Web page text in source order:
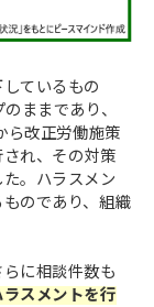
ているもの
ままであり、
ら改正労働施策
れ、その対策
。ハラスメン
のであり、組織
に相談件数も
スメントを行